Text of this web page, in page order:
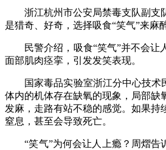
浙江杭州市公安局禁毒支队副支
是猎奇、好奇，选择吸食“笑气”来麻
民警介绍，吸食“笑气”并不会让
面部肌肉痉挛，引发发笑表现。
国家毒品实验室浙江分中心技术
体内的机体存在缺氧的现象，局部缺
发麻，走路有站不稳的感觉。如果持
窒息，甚至会导致死亡。
“笑气”为何会让人上瘾？周熠告诉